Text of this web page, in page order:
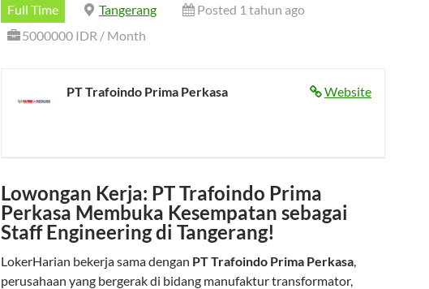
Full Time Tangerang
Posted 1 tahun ago
5000000 IDR / Month
Website
PT Trafoindo Prima Perkasa
Lowongan Kerja: PT Trafoindo Prima
Perkasa Membuka Kesempatan sebagai
Staff Engineering di Tangerang!
LokerHarian bekerja sama dengan PT Trafoindo Prima Perkasa,
perusahaan yang bergerak di bidang manufaktur transformator,